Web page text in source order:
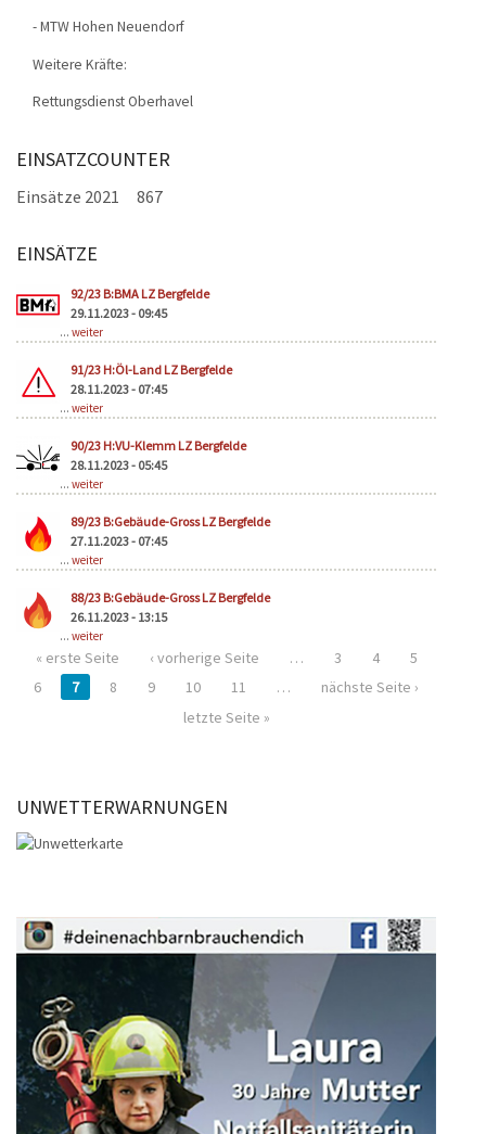
- MTW Hohen Neuendorf
Weitere Kräfte:
Rettungsdienst Oberhavel
EINSATZCOUNTER
Einsätze 2021 867
EINSÄTZE
92/23 B:BMA LZ Bergfelde
29.11.2023 - 09:45
... weiter
91/23 H:Öl-Land LZ Bergfelde
28.11.2023 - 07:45
... weiter
90/23 H:VU-Klemm LZ Bergfelde
28.11.2023 - 05:45
... weiter
89/23 B:Gebäude-Gross LZ Bergfelde
27.11.2023 - 07:45
... weiter
88/23 B:Gebäude-Gross LZ Bergfelde
26.11.2023 - 13:15
... weiter
Seiten
« erste Seite ‹ vorherige Seite … 3 4
5
6
7 8 9 10 11 …
nächste Seite ›
letzte Seite »
UNWETTERWARNUNGEN